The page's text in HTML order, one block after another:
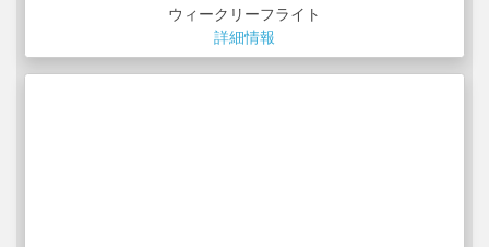
ウィークリーフライト
詳細情報